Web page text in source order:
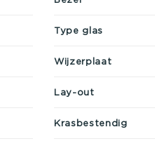
Type glas
Wijzerplaat
Lay-out
Krasbestendig